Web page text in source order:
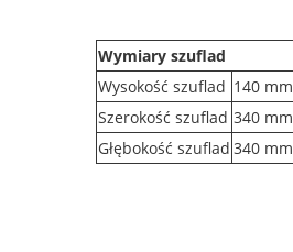
Wymiary szuflad
Wysokość szuflad 140 mm
Szerokość szuflad 340 mm
Głębokość szuflad 340 mm